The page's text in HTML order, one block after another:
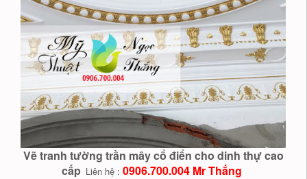
Vẽ tranh tường trần mây cổ điển cho dinh thự cao
cấp Liên hệ : 0906.700.004 Mr Thắng